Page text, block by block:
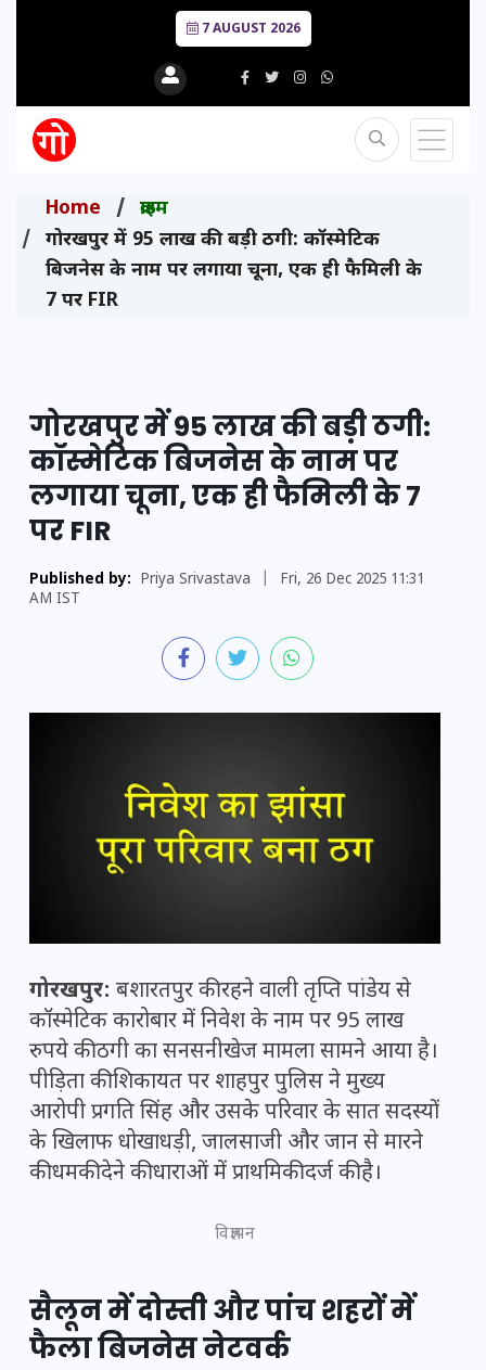
7 AUGUST 2026
Home
क्राइम
गोरखपुर में 95 लाख की बड़ी ठगी: कॉस्मेटिक
बिजनेस के नाम पर लगाया चूना, एक ही फैमिली के
7 पर FIR
गोरखपुर में 95 लाख की बड़ी ठगी:
कॉस्मेटिक बिजनेस के नाम पर
लगाया चूना, एक ही फैमिली के 7
पर FIR
Published by: Priya Srivastava
Fri, 26 Dec 2025 11:31
AM IST
गोरखपुर: बशारतपुर की रहने वाली तृप्ति पांडेय से
कॉस्मेटिक कारोबार में निवेश के नाम पर 95 लाख
रुपये की ठगी का सनसनीखेज मामला सामने आया है।
पीड़िता की शिकायत पर शाहपुर पुलिस ने मुख्य
आरोपी प्रगति सिंह और उसके परिवार के सात सदस्यों
के खिलाफ धोखाधड़ी, जालसाजी और जान से मारने
की धमकी देने की धाराओं में प्राथमिकी दर्ज की है।
विज्ञापन
सैलून में दोस्ती और पांच शहरों में
फैला बिजनेस नेटवर्क